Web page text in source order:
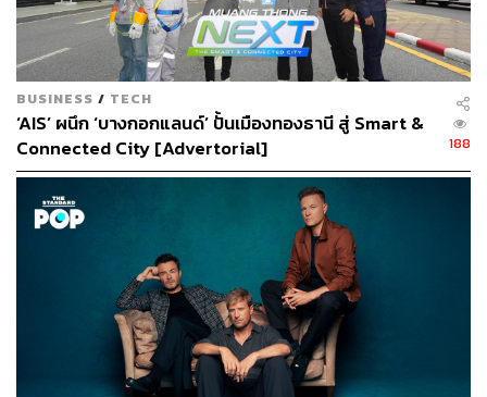
BUSINESS / TECH
‘AIS’ ผนึก ‘บางกอกแลนด์’ ปั้นเมืองทองธานี สู่ Smart &
Connected City [Advertorial]
188